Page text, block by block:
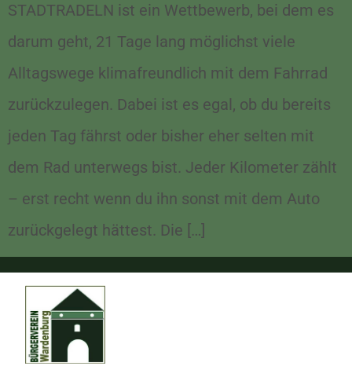
STADTRADELN ist ein Wettbewerb, bei dem es
darum geht, 21 Tage lang möglichst viele
Alltagswege klimafreundlich mit dem Fahrrad
zurückzulegen. Dabei ist es egal, ob du bereits
jeden Tag fährst oder bisher eher selten mit
dem Rad unterwegs bist. Jeder Kilometer zählt
– erst recht wenn du ihn sonst mit dem Auto
zurückgelegt hättest. Die […]